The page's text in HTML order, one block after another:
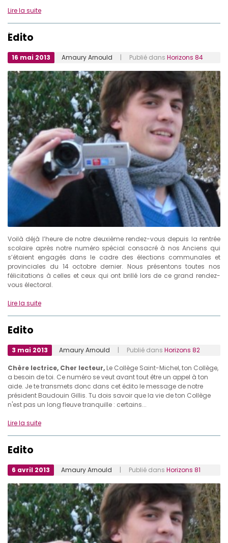
Lire la suite
Édito
16 mai 2013 Amaury Arnould | Publié dans Horizons 84
Voilà déjà l’heure de notre deuxième rendez-vous depuis la rentrée
scolaire après notre numéro spécial consacré à nos Anciens qui
s’étaient engagés dans le cadre des élections communales et
provinciales du 14 octobre dernier. Nous présentons toutes nos
félicitations à celles et ceux qui ont brillé lors de ce grand rendez-
vous électoral.
Lire la suite
Edito
3 mai 2013 Amaury Arnould | Publié dans Horizons 82
Chère lectrice, Cher lecteur, Le Collège Saint-Michel, ton Collège,
a besoin de toi. Ce numéro se veut avant tout être un appel à ton
aide. Je te transmets donc dans cet édito le message de notre
président Baudouin Gillis. Tu dois savoir que la vie de ton Collège
n'est pas un long fleuve tranquille : certains...
Lire la suite
Edito
6 avril 2013 Amaury Arnould | Publié dans Horizons 81